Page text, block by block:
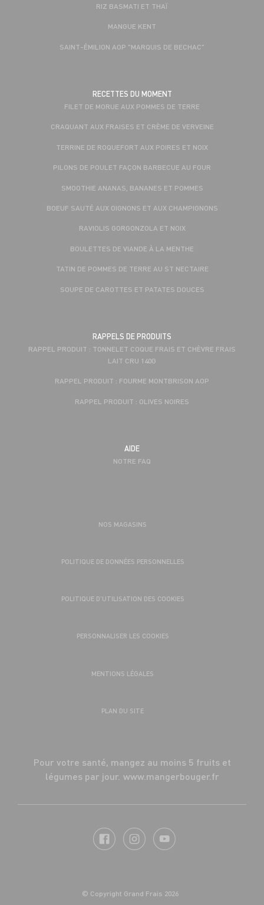
RIZ BASMATI ET THAÏ
MANGUE KENT
SAINT-ÉMILION AOP "MARQUIS DE BECHAC"
RECETTES DU MOMENT
FILET DE MORUE AUX POMMES DE TERRE
CRAQUANT AUX FRAISES ET CRÈME DE VERVEINE
TERRINE DE ROQUEFORT AUX POIRES ET NOIX
PILONS DE POULET FAÇON BARBECUE AU FOUR
SMOOTHIE ANANAS, BANANES ET POMMES
BOEUF SAUTÉ AUX OIGNONS ET AUX CHAMPIGNONS
RAVIOLIS GORGONZOLA ET NOIX
BOULETTES DE VIANDE À LA MENTHE
TATIN DE POMMES DE TERRE AU ST NECTAIRE
SOUPE DE CAROTTES ET PATATES DOUCES
RAPPELS DE PRODUITS
RAPPEL PRODUIT : TONNELET COQUE FRAIS ET CHÈVRE FRAIS
LAIT CRU 140G
RAPPEL PRODUIT : FOURME MONTBRISON AOP
RAPPEL PRODUIT : OLIVES NOIRES
AIDE
NOTRE FAQ
NOS MAGASINS
POLITIQUE DE DONNÉES PERSONNELLES
POLITIQUE D’UTILISATION DES COOKIES
PERSONNALISER LES COOKIES
MENTIONS LÉGALES
PLAN DU SITE
Pour votre santé, mangez au moins 5 fruits et
légumes par jour. www.mangerbouger.fr
© Copyright Grand Frais 2026